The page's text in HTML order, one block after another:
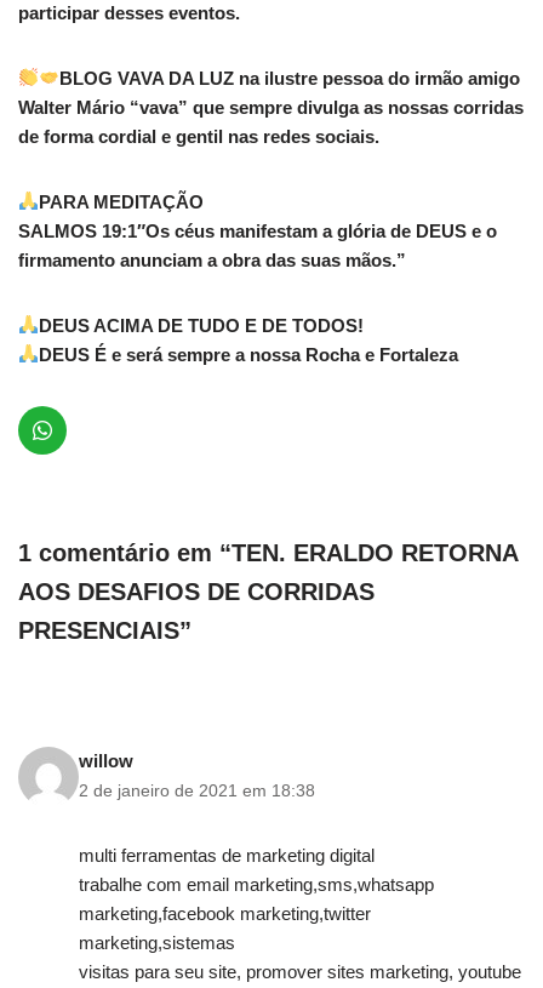
participar desses eventos.
BLOG VAVA DA LUZ na ilustre pessoa do irmão amigo
Walter Mário “vava” que sempre divulga as nossas corridas
de forma cordial e gentil nas redes sociais.
PARA MEDITAÇÃO
SALMOS 19:1″Os céus manifestam a glória de DEUS e o
firmamento anunciam a obra das suas mãos.”
DEUS ACIMA DE TUDO E DE TODOS!
DEUS É e será sempre a nossa Rocha e Fortaleza
1 comentário em “TEN. ERALDO RETORNA
AOS DESAFIOS DE CORRIDAS
PRESENCIAIS”
willow
2 de janeiro de 2021 em 18:38
multi ferramentas de marketing digital
trabalhe com email marketing,sms,whatsapp
marketing,facebook marketing,twitter
marketing,sistemas
visitas para seu site, promover sites marketing, youtube